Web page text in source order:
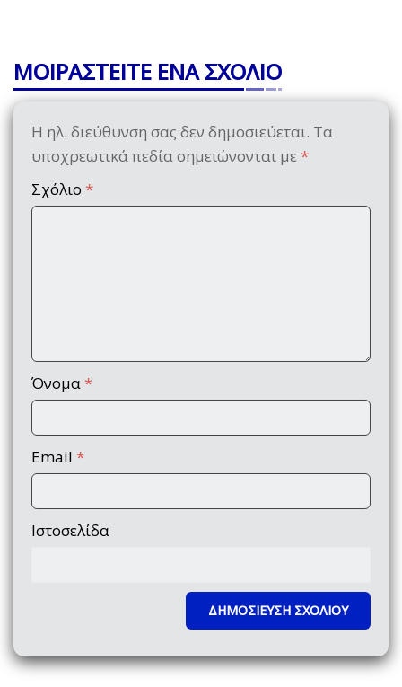
ΜΟΙΡΑΣΤΕΙΤΕ ΕΝΑ ΣΧΟΛΙΟ
Η ηλ. διεύθυνση σας δεν δημοσιεύεται. Τα
υποχρεωτικά πεδία σημειώνονται με *
Σχόλιο *
Όνομα *
Email *
Ιστοσελίδα